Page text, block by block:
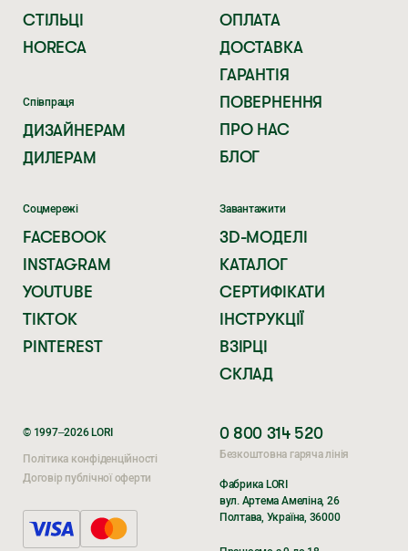
© 1997–2026 LORI
Політика конфіденційності
Договір публічної оферти
СТІЛЬЦІ
HORECA
Співпраця
ДИЗАЙНЕРАМ
ДИЛЕРАМ
ОПЛАТА
ДОСТАВКА
ГАРАНТІЯ
ПОВЕРНЕННЯ
ПРО НАС
БЛОГ
Соцмережі
FACEBOOK
INSTAGRAM
YOUTUBE
TIKTOK
PINTEREST
Завантажити
3D-МОДЕЛІ
КАТАЛОГ
СЕРТИФІКАТИ
ІНСТРУКЦІЇ
ВЗІРЦІ
СКЛАД
0 800 314 520
Безкоштовна гаряча лінія
Фабрика LORI
вул. Артема Амеліна, 26
Полтава, Україна, 36000